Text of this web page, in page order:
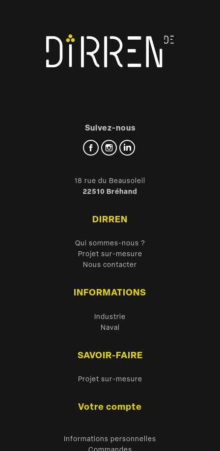
Suivez-nous
FacebookInstagramLinkedIn
18 rue du Beausoleil
22510 Bréhand
DIRREN
Qui sommes-nous ?
Projet sur-mesure
Nous contacter
INFORMATIONS
Industrie
Naval
SAVOIR-FAIRE
Projet sur-mesure
Votre compte
Informations personnelles